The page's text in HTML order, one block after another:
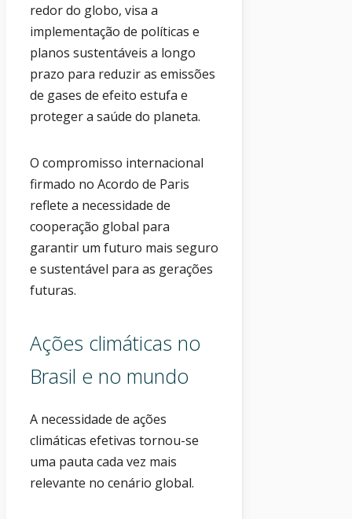
redor do globo, visa a
implementação de políticas e
planos sustentáveis a longo
prazo para reduzir as emissões
de gases de efeito estufa e
proteger a saúde do planeta.
O compromisso internacional
firmado no Acordo de Paris
reflete a necessidade de
cooperação global para
garantir um futuro mais seguro
e sustentável para as gerações
futuras.
Ações climáticas no
Brasil e no mundo
A necessidade de ações
climáticas efetivas tornou-se
uma pauta cada vez mais
relevante no cenário global.